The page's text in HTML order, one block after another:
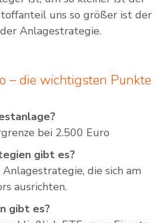
uns so größer ist der
Anlagestrategie.
– die wichtigsten Punkte
bei 2.500 Euro
gibt es?
die sich am
ausrichten.
gibt es?